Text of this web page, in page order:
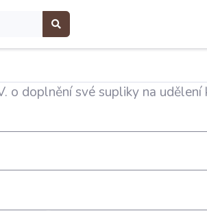
o doplnění své supliky na